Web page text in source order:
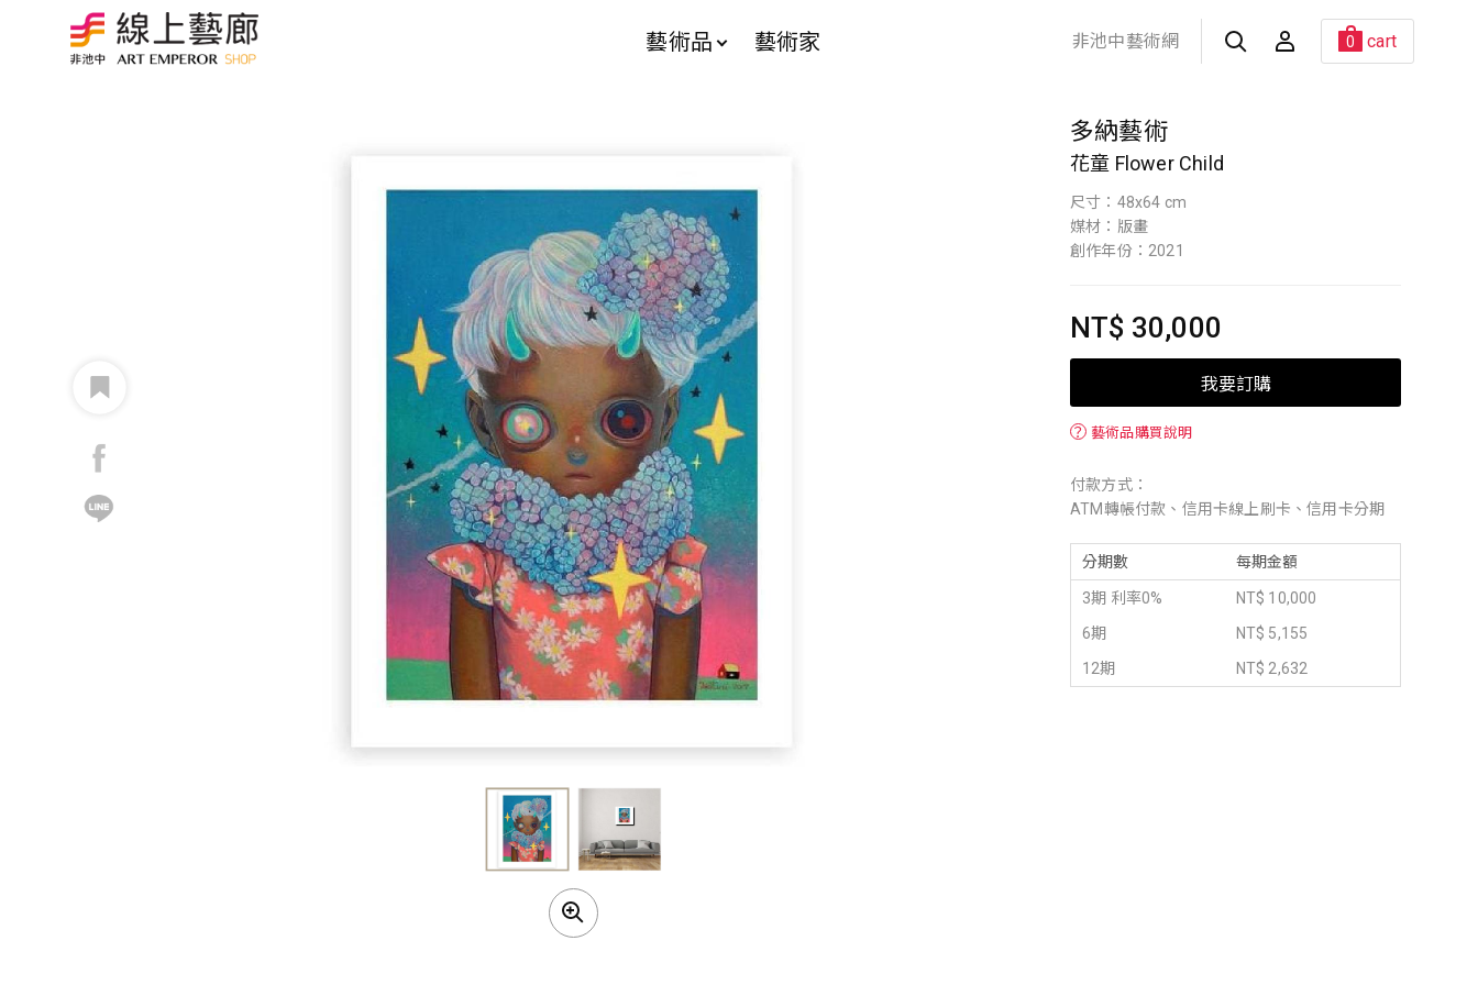
藝術品 藝術家 非池中藝術網 0 cart
多納藝術
花童 Flower Child
尺寸：48x64 cm
媒材：版畫
創作年份：2021
NT$ 30,000
我要訂購
？ 藝術品購買說明
付款方式：
ATM轉帳付款、信用卡線上刷卡、信用卡分期
分期數 每期金額
3期 利率0%
NT$ 10,000
6期
NT$ 5,155
12期
NT$ 2,632